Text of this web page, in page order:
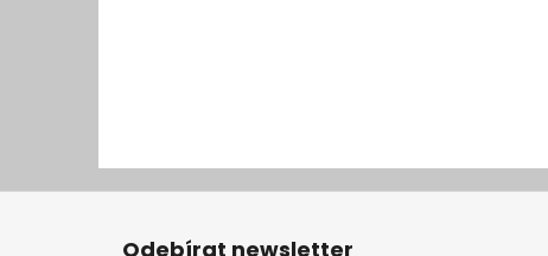
Z
Odebírat newsletter